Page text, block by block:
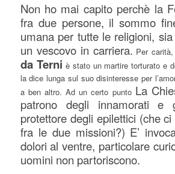
Non ho mai capito perchè la
fra due persone, il sommo
umana per tutte le religioni,
un vescovo in carriera. Per
da Terni è stato un martire torturato e
la dice lunga sul suo disinteresse per
a ben altro. Ad un certo punto La
patrono degli innamorati e
protettore degli epilettici (che
fra le due missioni?) E’
dolori al ventre, particolare
uomini non partoriscono.